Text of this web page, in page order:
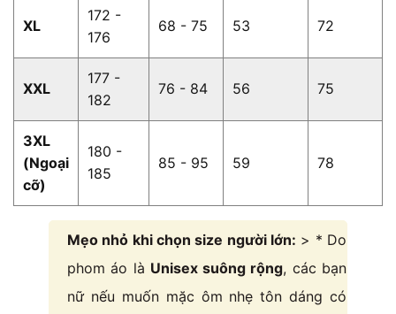
XL
172 -
176
68 - 75 53 72
XXL
177 -
182
76 - 84 56 75
3XL
(Ngoại
cỡ)
180 -
185
85 - 95 59 78
Mẹo nhỏ khi chọn size người lớn: > * Do
phom áo là Unisex suông rộng, các bạn
nữ nếu muốn mặc ôm nhẹ tôn dáng có